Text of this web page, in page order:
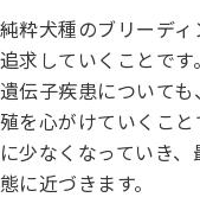
純粋犬種のブリーデ
追求していくことです。
遺伝子疾患について
殖を心がけていくこ
に少なくなっていき
態に近づきます。